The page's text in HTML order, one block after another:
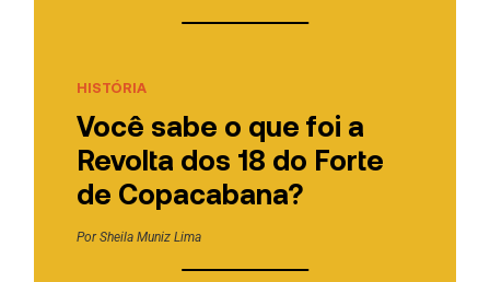
HISTÓRIA
Você sabe o que foi a
Revolta dos 18 do Forte
de Copacabana?
PorSheila Muniz Lima